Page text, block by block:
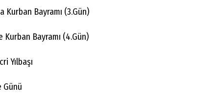
Kurban Bayramı (3.Gün)
Kurban Bayramı (4.Gün)
Yılbaşı
Günü